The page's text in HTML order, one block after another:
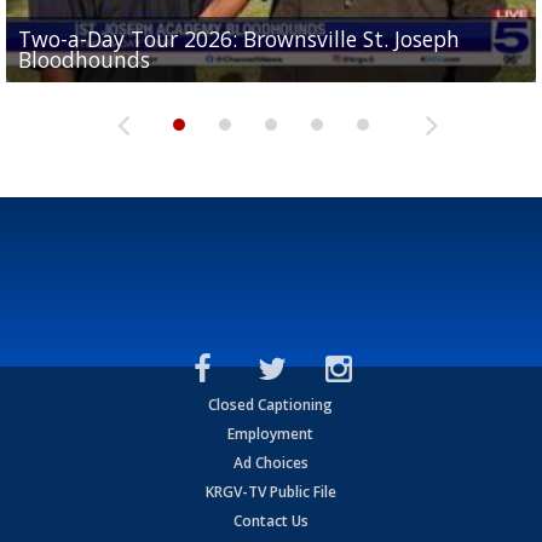
Two-a-Day Tour 2026: Brownsville St. Joseph
Bloodhounds
Two-a-Day Tour 2026: St. Joseph Academy
Bloodhounds
Two-a-Day Tour 2026: Sharyland Rattlers
Sit-down interview with UTRGV wide receiver
Tavian Cord
Two-a-Day Tour 2026: Raymondville Bearkats
Closed Captioning
Employment
Ad Choices
KRGV-TV Public File
Contact Us